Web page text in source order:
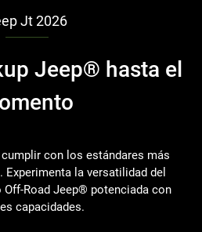
Jt 2026
Jeep® hasta el
con los estándares más
Experimenta la versatilidad del
Off-Road Jeep® potenciada con
capacidades.